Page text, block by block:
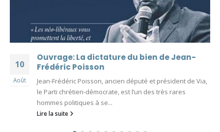
10
Août
Ouvrage: La dictature du bien de Jean-
Frédéric Poisson
Jean-Frédéric Poisson, ancien député et président de Via,
le Parti chrétien-démocrate, est l’un des très rares
hommes politiques à se...
Lire la suite